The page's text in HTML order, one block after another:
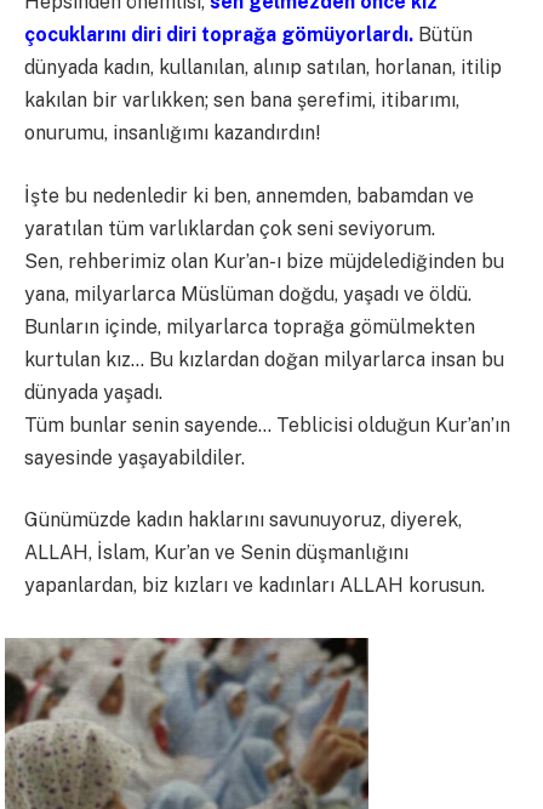
çocuklarını diri diri toprağa gömüyorlardı. Bütün
dünyada kadın, kullanılan, alınıp satılan, horlanan, itilip
kakılan bir varlıkken; sen bana şerefimi, itibarımı,
onurumu, insanlığımı kazandırdın!
İşte bu nedenledir ki ben, annemden, babamdan ve
yaratılan tüm varlıklardan çok seni seviyorum.
Sen, rehberimiz olan Kur’an-ı bize müjdelediğinden bu
yana, milyarlarca Müslüman doğdu, yaşadı ve öldü.
Bunların içinde, milyarlarca toprağa gömülmekten
kurtulan kız… Bu kızlardan doğan milyarlarca insan bu
dünyada yaşadı.
Tüm bunlar senin sayende… Teblicisi olduğun Kur’an’ın
sayesinde yaşayabildiler.
Günümüzde kadın haklarını savunuyoruz, diyerek,
ALLAH, İslam, Kur’an ve Senin düşmanlığını
yapanlardan, biz kızları ve kadınları ALLAH korusun.